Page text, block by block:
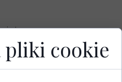
pliki cookie